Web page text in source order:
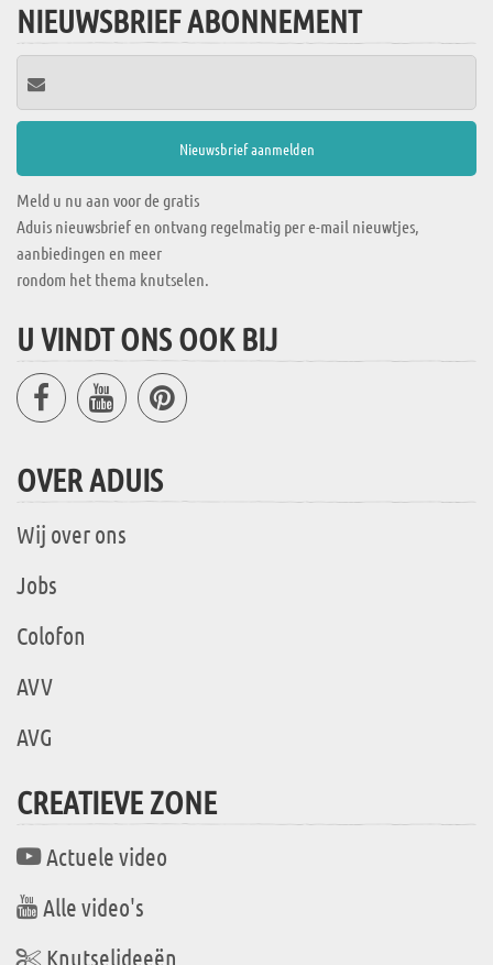
NIEUWSBRIEF ABONNEMENT
Meld u nu aan voor de gratis
Aduis nieuwsbrief en ontvang regelmatig per e-mail nieuwtjes,
aanbiedingen en meer
rondom het thema knutselen.
U VINDT ONS OOK BIJ
OVER ADUIS
Wij over ons
Jobs
Colofon
AVV
AVG
CREATIEVE ZONE
Actuele video
Alle video's
Knutselideeën